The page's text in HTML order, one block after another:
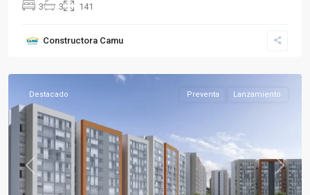
3 3 141
Constructora Camu
Sur,
Previous Next
Destacado Preventa Lanzamiento